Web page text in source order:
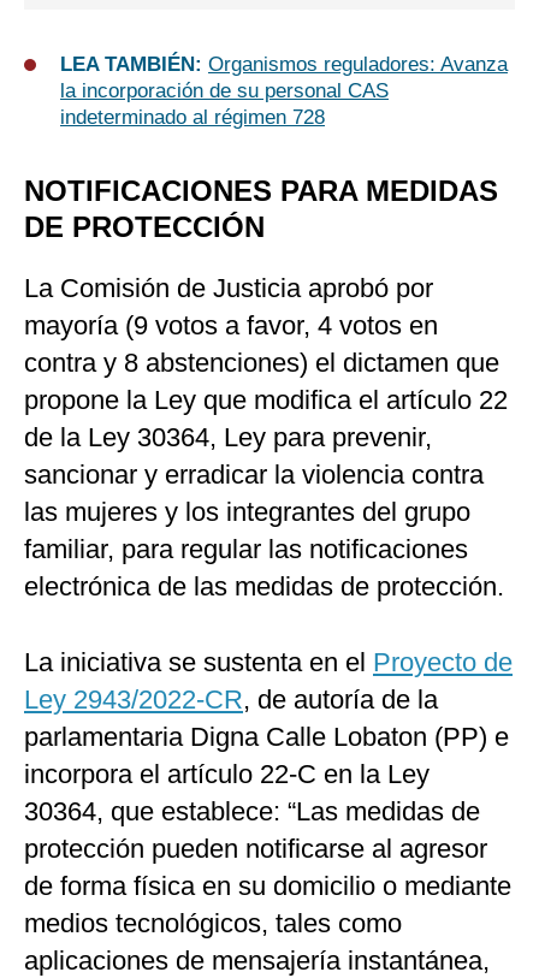
LEA TAMBIÉN: Organismos reguladores: Avanza
la incorporación de su personal CAS
indeterminado al régimen 728
NOTIFICACIONES PARA MEDIDAS
DE PROTECCIÓN
La Comisión de Justicia aprobó por
mayoría (9 votos a favor, 4 votos en
contra y 8 abstenciones) el dictamen que
propone la Ley que modifica el artículo 22
de la Ley 30364, Ley para prevenir,
sancionar y erradicar la violencia contra
las mujeres y los integrantes del grupo
familiar, para regular las notificaciones
electrónica de las medidas de protección.
La iniciativa se sustenta en el Proyecto de
Ley 2943/2022-CR, de autoría de la
parlamentaria Digna Calle Lobaton (PP) e
incorpora el artículo 22-C en la Ley
30364, que establece: “Las medidas de
protección pueden notificarse al agresor
de forma física en su domicilio o mediante
medios tecnológicos, tales como
aplicaciones de mensajería instantánea,